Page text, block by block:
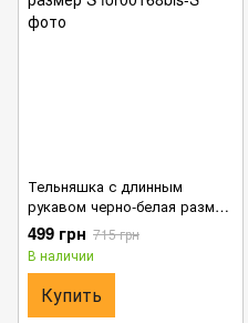
Тельняшка с длинным
рукавом черно-белая размер
S
499 грн 715 грн
В наличии
Купить